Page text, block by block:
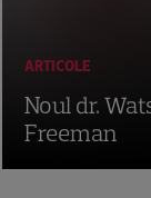
ARTICOLE
Noul dr.
Freeman